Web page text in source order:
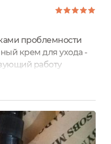
проблемности
крем для ухода -
работу
50 мл.
крема питательная,
несколько видов
разной